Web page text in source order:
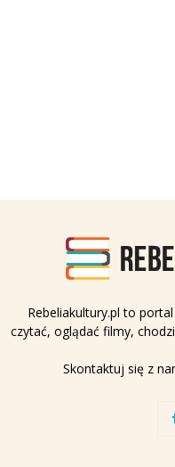
Rebeliakultury.pl to
czytać, oglądać filmy,
Skontaktuj się z